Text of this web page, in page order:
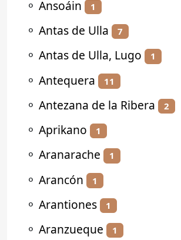
⚬ Ansoáin 1
⚬ Antas de Ulla 7
⚬ Antas de Ulla, Lugo 1
⚬ Antequera 11
⚬ Antezana de la Ribera 2
⚬ Aprikano 1
⚬ Aranarache 1
⚬ Arancón 1
⚬ Arantiones 1
⚬ Aranzueque 1